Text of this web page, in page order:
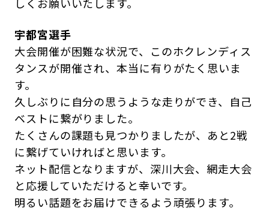
宇都宮選手
大会開催が困難な状況で、このホクレンディス
タンスが開催され、本当に有りがたく思いま
す。
久しぶりに自分の思うような走りができ、自己
ベストに繋がりました。
たくさんの課題も見つかりましたが、あと2戦
に繋げていければと思います。
ネット配信となりますが、深川大会、網走大会
と応援していただけると幸いです。
明るい話題をお届けできるよう頑張ります。